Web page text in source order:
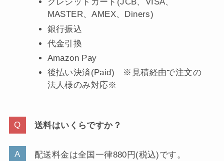
クレジットカード(JCB、VISA、
MASTER、AMEX、Diners)
銀行振込
代金引換
Amazon Pay
後払い決済(Paid) ※見積経由で注文の
法人様のみ対応※
送料はいくらですか？
配送料金は全国一律880円(税込)です。